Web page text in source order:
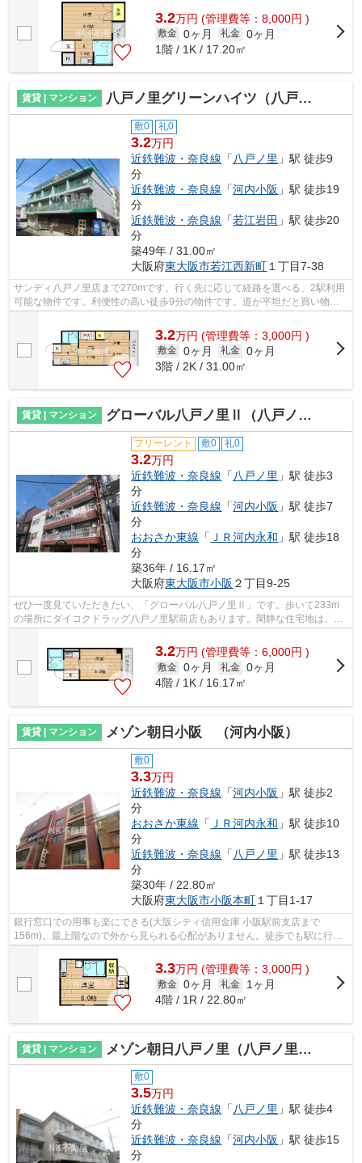
3.2万円 (管理費等：8,000円 )
敷金 0ヶ月 礼金 0ヶ月
1階 / 1K / 17.20㎡
賃貸 | マンション 八戸ノ里グリーンハイツ（八戸ノ里賃貸）
敷0 礼0
3.2万円
近鉄難波・奈良線 「 八戸ノ里 」駅 徒歩9
分
近鉄難波・奈良線 「河内小阪 」駅 徒歩19
分
近鉄難波・奈良線 「若江岩田 」駅 徒歩20
分
築49年 / 31.00㎡
大阪府東大阪市若江西新町 １丁目7-38
サンディ八戸ノ里店まで270mです。行く先に応じて経路を選べる、2駅利用
可能な物件です。利便性の高い徒歩9分の物件です。道が平坦だと買い物も
3.2万円 (管理費等：3,000円 )
敷金 0ヶ月 礼金 0ヶ月
3階 / 2K / 31.00㎡
賃貸 | マンション グローバル八戸ノ里Ⅱ（八戸ノ里賃貸）
フリーレント 敷0 礼0
3.2万円
近鉄難波・奈良線 「 八戸ノ里 」駅 徒歩3
分
近鉄難波・奈良線 「河内小阪 」駅 徒歩7
分
おおさか東線 「 ＪＲ河内永和 」駅 徒歩18
分
築36年 / 16.17㎡
大阪府東大阪市小阪 ２丁目9-25
ぜひ一度見ていただきたい、「グローバル八戸ノ里Ⅱ」です。歩いて233m
の場所にダイコクドラッグ八戸ノ里駅前店もあります。閑静な住宅地は、の
んびりとしていて都会の喧騒を忘れさせて...
3.2万円 (管理費等：6,000円 )
敷金 0ヶ月 礼金 0ヶ月
4階 / 1K / 16.17㎡
賃貸 | マンション メゾン朝日小阪 （河内小阪）
敷0
3.3万円
近鉄難波・奈良線 「河内小阪 」駅 徒歩2
分
おおさか東線 「 ＪＲ河内永和 」駅 徒歩10
分
近鉄難波・奈良線 「 八戸ノ里 」駅 徒歩13
分
築30年 / 22.80㎡
大阪府東大阪市小阪本町 １丁目1-17
銀行窓口での用事も楽にできる(大阪シティ信用金庫 小阪駅前支店まで
156m)。最上階なので外から見られる心配がありません。徒歩でも駅に行け
る環境が嬉しい、徒歩2分に駅のある物件で...
3.3万円 (管理費等：3,000円 )
敷金 0ヶ月 礼金
1ヶ月
4階 / 1R / 22.80㎡
賃貸 | マンション メゾン朝日八戸ノ里（八戸ノ里賃貸）
敷0
3.5万円
近鉄難波・奈良線 「八戸ノ里 」駅 徒歩4
分
近鉄難波・奈良線 「河内小阪 」駅 徒歩15
分